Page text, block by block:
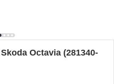
Octavia (281340-